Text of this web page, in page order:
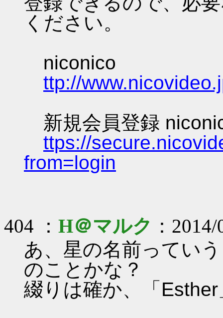
ください。
niconico
ttp://
新規会員登録
ttps://
from=login
404 ： H＠マルク ：
あ、星の名前ってい
のことかな？
綴りは確か、「